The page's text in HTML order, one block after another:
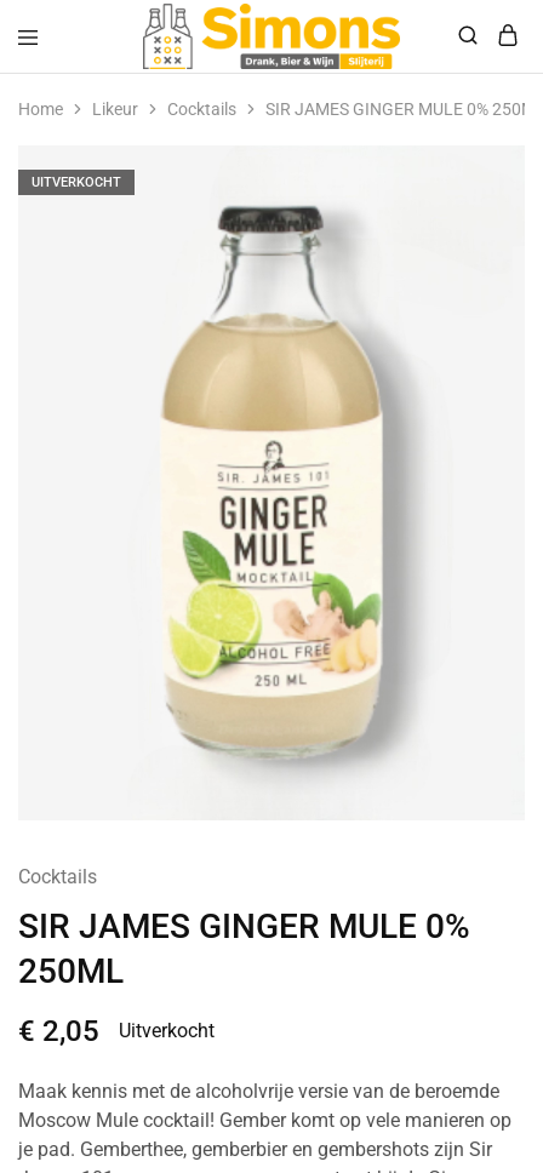
Simonsdrank.nl
Drank,
Bier
&
Home Likeur Cocktails SIR JAMES GINGER MULE 0%
UITVERKOCHT
Cocktails
SIR JAMES GINGER MULE 0%
250ML
€ 2,05 Uitverkocht
Maak kennis met de alcoholvrije versie van de beroemde
Moscow Mule cocktail! Gember komt op vele manieren op
je pad. Gemberthee, gemberbier en gembershots zijn Sir